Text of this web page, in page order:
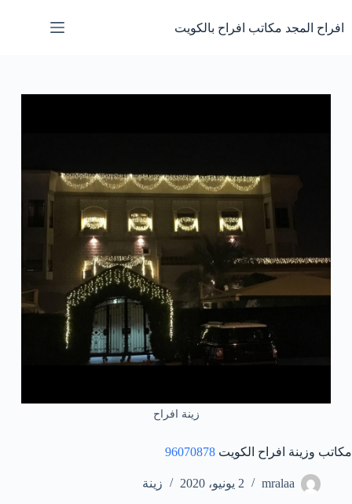
إلى
المحتوى
افراح المجد مكاتب افراح بالكويت
زينة افراح
مكاتب وزينة افراح الكويت 96070878
mralaa 2 يونيو، 2020 زينة